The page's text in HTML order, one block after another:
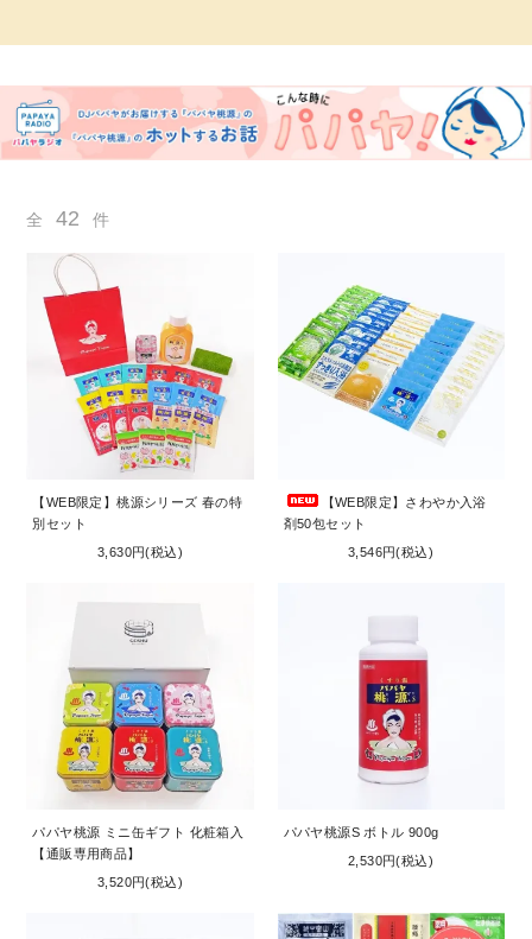
全 42 件
【WEB限定】桃源シリーズ 春の特
別セット
3,630円(税込)
【WEB限定】さわやか入浴
剤50包セット
3,546円(税込)
パパヤ桃源 ミニ缶ギフト 化粧箱入
【通販専用商品】
3,520円(税込)
パパヤ桃源S ボトル 900g
2,530円(税込)